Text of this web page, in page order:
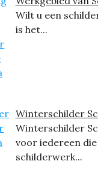
Wilt u een
is het...
Winterschilder
Winterschilder
voor iedereen
schilderwerk...